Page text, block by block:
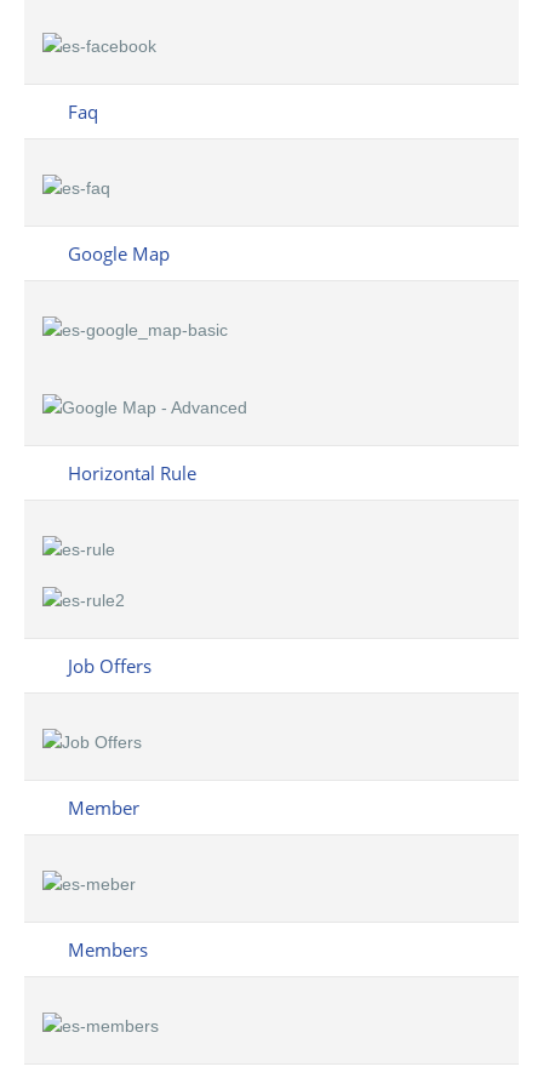
Faq
Google Map
Horizontal Rule
Job Offers
Member
Members